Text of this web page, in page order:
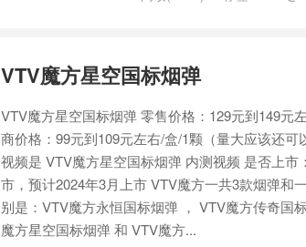
VTV魔方星空国标烟弹
VTV魔方星空国标烟弹 零售价格：129元到149元
商价格：99元到109元左右/盒/1颗（量大应该还可
视频是 VTV魔方星空国标烟弹 内测视频 是否上市
市，预计2024年3月上市 VTV魔方一共3款烟弹和
别是：VTV魔方永恒国标烟弹 ， VTV魔方传奇国
魔方星空国标烟弹 和 VTV魔方...